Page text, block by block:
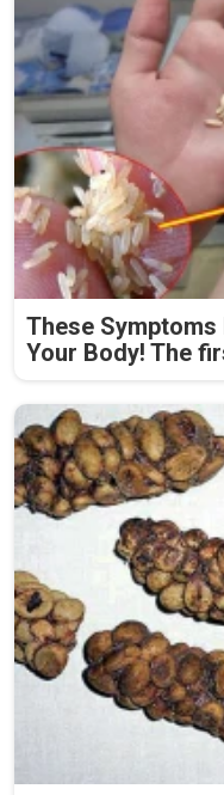
These
Your Body! The